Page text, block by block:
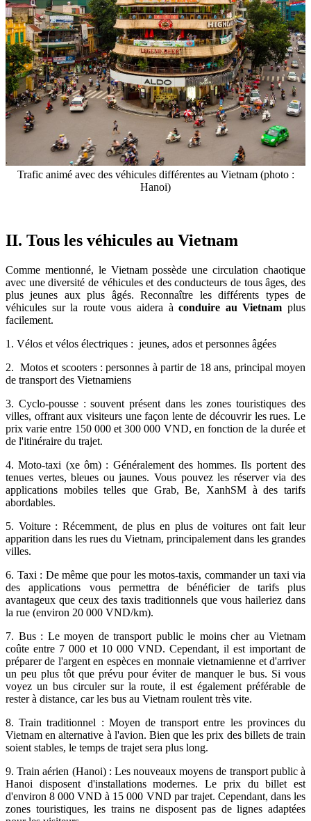
Trafic animé avec des véhicules différentes au Vietnam (photo :
Hanoi)
II. Tous les véhicules au Vietnam
Comme mentionné, le Vietnam possède une circulation chaotique
avec une diversité de véhicules et des conducteurs de tous âges, des
plus jeunes aux plus âgés. Reconnaître les différents types de
véhicules sur la route vous aidera àconduire au Vietnam plus
facilement.
1. Vélos et vélos électriques : jeunes, ados et personnes âgées
2. Motos et scooters : personnes à partir de 18 ans, principal moyen
de transport des Vietnamiens
3. Cyclo-pousse : souvent présent dans les zones touristiques des
villes, offrant aux visiteurs une façon lente de découvrir les rues. Le
prix varie entre 150 000 et 300 000 VND, en fonction de la durée et
de l'itinéraire du trajet.
4. Moto-taxi (xe ôm) : Généralement des hommes. Ils portent des
tenues vertes, bleues ou jaunes. Vous pouvez les réserver via des
applications mobiles telles que Grab, Be, XanhSM à des tarifs
abordables.
5. Voiture : Récemment, de plus en plus de voitures ont fait leur
apparition dans les rues du Vietnam, principalement dans les grandes
villes.
6. Taxi : De même que pour les motos-taxis, commander un taxi via
des applications vous permettra de bénéficier de tarifs plus
avantageux que ceux des taxis traditionnels que vous haileriez dans
la rue (environ 20 000 VND/km).
7. Bus : Le moyen de transport public le moins cher au Vietnam
coûte entre 7 000 et 10 000 VND. Cependant, il est important de
préparer de l'argent en espèces en monnaie vietnamienne et d'arriver
un peu plus tôt que prévu pour éviter de manquer le bus. Si vous
voyez un bus circuler sur la route, il est également préférable de
rester à distance, car les bus au Vietnam roulent très vite.
8. Train traditionnel : Moyen de transport entre les provinces du
Vietnam en alternative à l'avion. Bien que les prix des billets de train
soient stables, le temps de trajet sera plus long.
9. Train aérien (Hanoi) : Les nouveaux moyens de transport public à
Hanoi disposent d'installations modernes. Le prix du billet est
d'environ 8 000 VND à 15 000 VND par trajet. Cependant, dans les
zones touristiques, les trains ne disposent pas de lignes adaptées